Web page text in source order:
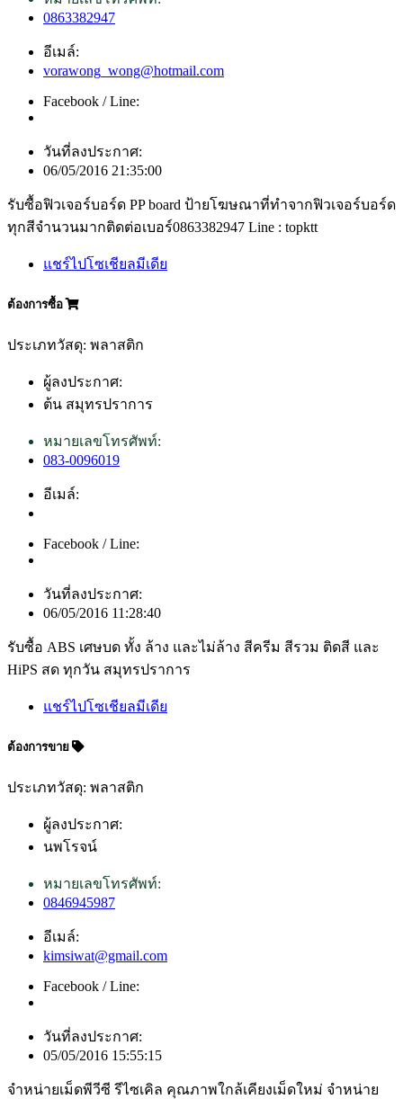
0863382947
อีเมล์:
vorawong_wong@hotmail.com
Facebook / Line:
วันที่ลงประกาศ:
06/05/2016 21:35:00
รับซื้อฟิวเจอร์บอร์ด PP board ป้ายโฆษณาที่ทำจากฟิวเจอร์บอร์ด
ทุกสีจำนวนมากติดต่อเบอร์0863382947 Line : topktt
แชร์ไปโซเชียลมีเดีย
ต้องการซื้อ
ประเภทวัสดุ: พลาสติก
ผู้ลงประกาศ:
ต้น สมุทรปราการ
หมายเลขโทรศัพท์:
083-0096019
อีเมล์:
Facebook / Line:
วันที่ลงประกาศ:
06/05/2016 11:28:40
รับซื้อ ABS เศษบด ทั้ง ล้าง และไม่ล้าง สีครีม สีรวม ติดสี และ
HiPS สด ทุกวัน สมุทรปราการ
แชร์ไปโซเชียลมีเดีย
ต้องการขาย
ประเภทวัสดุ: พลาสติก
ผู้ลงประกาศ:
นพโรจน์
หมายเลขโทรศัพท์:
0846945987
อีเมล์:
kimsiwat@gmail.com
Facebook / Line:
วันที่ลงประกาศ:
05/05/2016 15:55:15
จำหน่ายเม็ดพีวีซี รีไซเคิล คุณภาพใกล้เคียงเม็ดใหม่ จำหน่าย